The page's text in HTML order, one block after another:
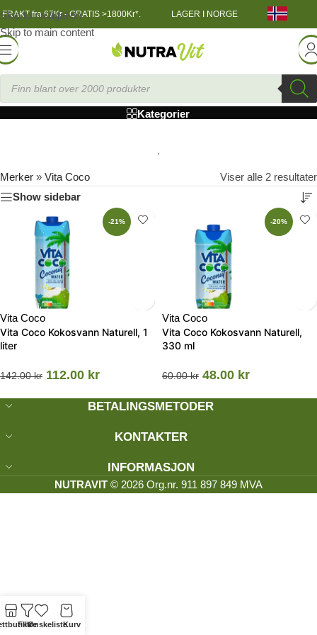
Skip to navigation
Skip to main content
FRAKT fra 67Kr - GRATIS >1800Kr*. LAGER I NORGE
Vita Coco
Kategorier
Merker » Vita Coco
Viser alle 2 resultater
Show sidebar
-21%
Vita Coco
Vita Coco Kokosvann Naturell, 1
liter
142.00kr 112.00 kr
-20%
Vita Coco
Vita Coco Kokosvann Naturell,
330 ml
60.00kr 48.00 kr
BETALINGSMETODER
KONTAKTER
INFORMASJON
NUTRAVIT © 2026 Org.nr. 911 897 849 MVA
FiltreØnskelisteKurv